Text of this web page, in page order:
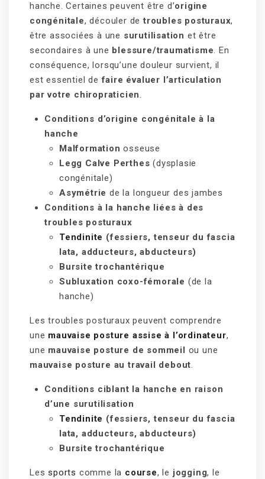
hanche. Certaines peuvent être d’origine
congénitale, découler detroubles posturaux,
être associées à une surutilisation et être
secondaires à une blessure/traumatisme. En
conséquence, lorsqu’une douleur survient, il
est essentiel defaire évaluer l’articulation
par votre chiropraticien.
Conditions d’origine congénitale à la
hanche
Malformation osseuse
Legg Calve Perthes (dysplasie
congénitale)
Asymétrie de la longueur des jambes
Conditions à la hanche liées à des
troubles posturaux
Tendinite (fessiers, tenseur du fascia
lata, adducteurs, abducteurs)
Bursite trochantérique
Subluxation coxo-fémorale (de la
hanche)
Les troubles posturaux peuvent comprendre
une mauvaise posture assise à l’ordinateur,
une mauvaise posture de sommeil ou une
mauvaise posture au travail debout.
Conditions ciblant la hanche en raison
d’une surutilisation
Tendinite (fessiers, tenseur du fascia
lata, adducteurs, abducteurs)
Bursite trochantérique
Lessports comme la course, le jogging, le